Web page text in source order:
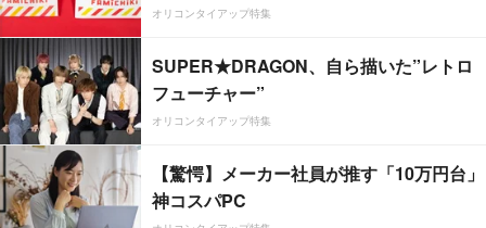
オリコンタイアップ特集
SUPER★DRAGON、自ら描いた”レトロ
フューチャー”
オリコンタイアップ特集
【驚愕】メーカー社員が推す「10万円台」
神コスパPC